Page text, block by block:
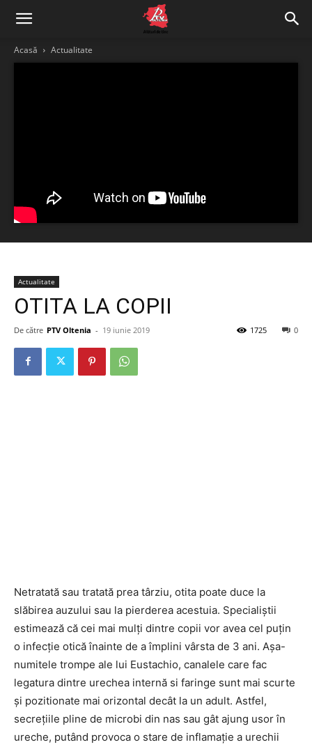
Acasă Actualitate
Actualitate
OTITA LA COPII
De către PTV Oltenia - 19 iunie 2019 0
1725
Netratată sau tratată prea târziu, otita poate duce la
slăbirea auzului sau la pierderea acestuia. Specialiștii
estimează că cei mai mulți dintre copii vor avea cel puțin
o infecție otică înainte de a împlini vârsta de 3 ani. Așa-
numitele trompe ale lui Eustachio, canalele care fac
legatura dintre urechea internă si faringe sunt mai scurte
și pozitionate mai orizontal decât la un adult. Astfel,
secrețiile pline de microbi din nas sau gât ajung usor în
ureche, putând provoca o stare de inflamație a urechii